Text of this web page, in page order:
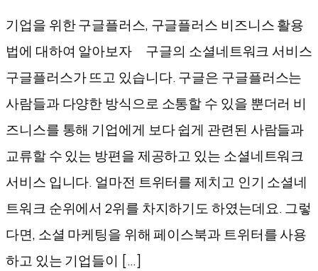
가
기
기업을 위한 구글플러스, 구글플러스 비즈니스 활용
법에 대하여 알아보자 구글의 소셜네트워크 서비스
구글플러스가 뜨고 있습니다. 구글은 구글플러스는
사람들과 다양한 방식으로 소통할 수 있을 뿐더러 비
즈니스를 통해 기업에게 보다 쉽게 관련된 사람들과
교류할 수 있는 방편을 제공하고 있는 소셜네트워크
서비스 입니다. 얼마전 트위터를 제치고 인기 소셜네
트워크 순위에서 2위를 차지하기도 하였는데요. 그렇
다면, 소셜 마케팅을 위해 페이스북과 트위터를 사용
하고 있는 기업들이 […]